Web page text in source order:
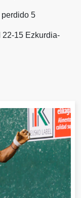
perdido 5
22-15 Ezkurdia-